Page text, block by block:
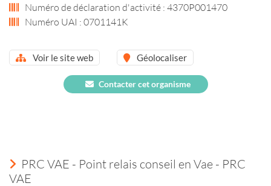
Numéro de déclaration d'activité : 4370P001470
Numéro UAI : 0701141K
Voir le site web Géolocaliser
Contacter cet organisme
PRC VAE - Point relais conseil en Vae - PRC
VAE